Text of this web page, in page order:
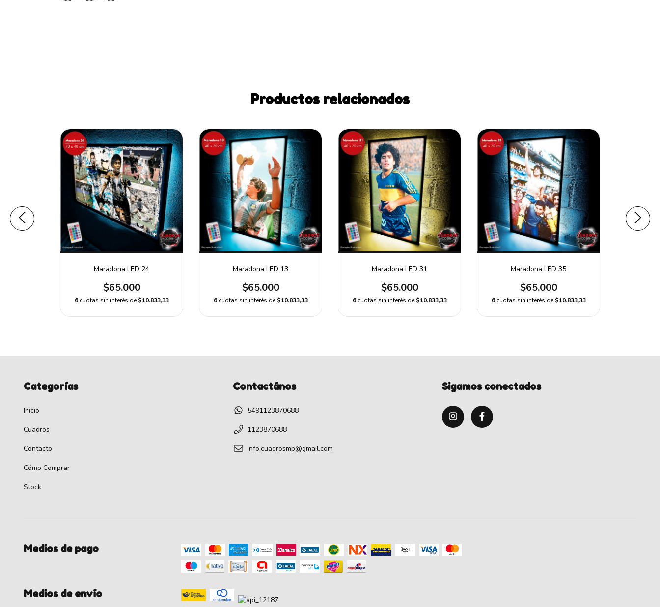
Productos relacionados
Maradona LED 24
$65.000
6 cuotas sin interés de$10.833,33
Maradona LED 13
$65.000
6 cuotas sin interés de$10.833,33
Maradona LED 31
$65.000
6 cuotas sin interés de$10.833,33
Maradona LED 35
$65.000
6 cuotas sin interés de$10.833,33
Categorías
Inicio
Cuadros
Contacto
Cómo Comprar
Stock
Contactános
5491123870688
1123870688
info.cuadrosmp@gmail.com
Sigamos conectados
Medios de pago
Medios de envío